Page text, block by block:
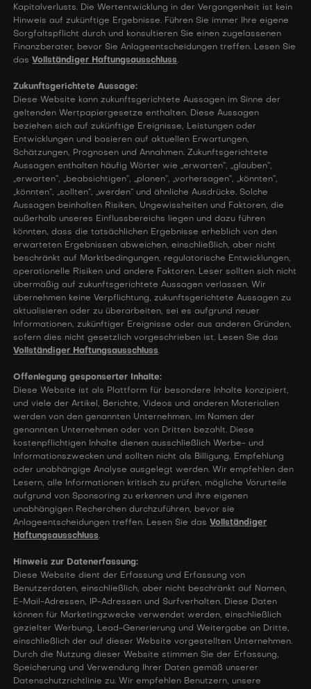
Kapitalverlusts. Die Wertentwicklung in der Vergangenheit ist kein
Hinweis auf zukünftige Ergebnisse. Führen Sie immer Ihre eigene
Sorgfaltspflicht durch und konsultieren Sie einen zugelassenen
Finanzberater, bevor Sie Anlageentscheidungen treffen. Lesen Sie
dasVollständiger Haftungsausschluss.
Zukunftsgerichtete Aussage:
Diese Website kann zukunftsgerichtete Aussagen im Sinne der
geltenden Wertpapiergesetze enthalten. Diese Aussagen
beziehen sich auf zukünftige Ereignisse, Leistungen oder
Entwicklungen und basieren auf aktuellen Erwartungen,
Schätzungen, Prognosen und Annahmen. Zukunftsgerichtete
Aussagen enthalten häufig Wörter wie „erwarten“, „glauben“,
„erwarten“, „beabsichtigen“, „planen“, „vorhersagen“, „könnten“,
„könnten“, „sollten“, „werden“ und ähnliche Ausdrücke. Solche
Aussagen beinhalten Risiken, Ungewissheiten und Faktoren, die
außerhalb unseres Einflussbereichs liegen und dazu führen
könnten, dass die tatsächlichen Ergebnisse erheblich von den
erwarteten Ergebnissen abweichen, einschließlich, aber nicht
beschränkt auf Marktbedingungen, regulatorische Entwicklungen,
operationelle Risiken und andere Faktoren. Leser sollten sich nicht
übermäßig auf zukunftsgerichtete Aussagen verlassen. Wir
übernehmen keine Verpflichtung, zukunftsgerichtete Aussagen zu
aktualisieren oder zu überarbeiten, sei es aufgrund neuer
Informationen, zukünftiger Ereignisse oder aus anderen Gründen,
sofern dies nicht gesetzlich vorgeschrieben ist. Lesen Sie das
Vollständiger Haftungsausschluss.
Offenlegung gesponserter Inhalte:
Diese Website ist als Plattform für besondere Inhalte konzipiert,
und viele der Artikel, Berichte, Videos und anderen Materialien
werden von den genannten Unternehmen, im Namen der
genannten Unternehmen oder von Dritten bezahlt. Diese
kostenpflichtigen Inhalte dienen ausschließlich Werbe- und
Informationszwecken und sollten nicht als Billigung, Empfehlung
oder unabhängige Analyse ausgelegt werden. Wir empfehlen den
Lesern, alle Informationen kritisch zu prüfen, mögliche Vorurteile
aufgrund von Sponsoring zu erkennen und ihre eigenen
unabhängigen Recherchen durchzuführen, bevor sie
Anlageentscheidungen treffen. Lesen Sie dasVollständiger
Haftungsausschluss.
Hinweis zur Datenerfassung:
Diese Website dient der Erfassung und Erfassung von
Benutzerdaten, einschließlich, aber nicht beschränkt auf Namen,
E-Mail-Adressen, IP-Adressen und Surfverhalten. Diese Daten
können für Marketingzwecke verwendet werden, einschließlich
gezielter Werbung, Lead-Generierung und Weitergabe an Dritte,
einschließlich der auf dieser Website vorgestellten Unternehmen.
Durch die Nutzung dieser Website stimmen Sie der Erfassung,
Speicherung und Verwendung Ihrer Daten gemäß unserer
Datenschutzrichtlinie zu. Wir empfehlen Benutzern, unsere